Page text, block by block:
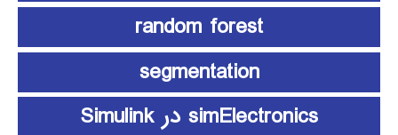
random forest
segmentation
simElectronics در Simulink